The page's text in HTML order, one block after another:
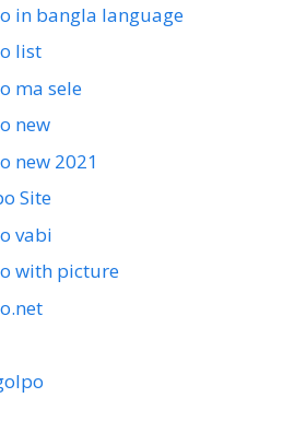
in bangla language
list
ma sele
new
new 2021
Site
vabi
with picture